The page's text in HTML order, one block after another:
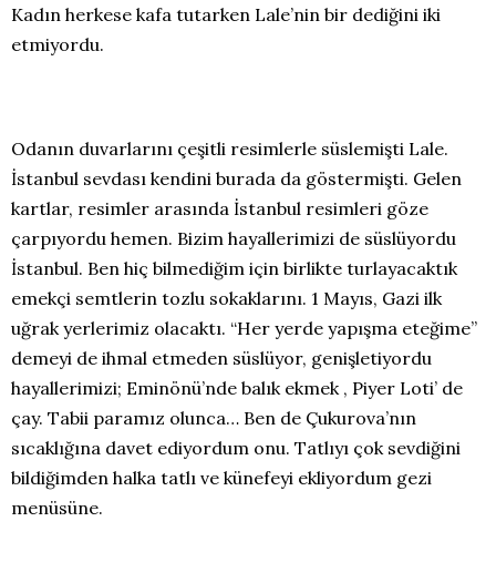
Kadın herkese kafa tutarken Lale’nin bir dediğini iki
etmiyordu.
Odanın duvarlarını çeşitli resimlerle süslemişti Lale.
İstanbul sevdası kendini burada da göstermişti. Gelen
kartlar, resimler arasında İstanbul resimleri göze
çarpıyordu hemen. Bizim hayallerimizi de süslüyordu
İstanbul. Ben hiç bilmediğim için birlikte turlayacaktık
emekçi semtlerin tozlu sokaklarını. 1 Mayıs, Gazi ilk
uğrak yerlerimiz olacaktı. “Her yerde yapışma eteğime”
demeyi de ihmal etmeden süslüyor, genişletiyordu
hayallerimizi; Eminönü’nde balık ekmek , Piyer Loti’ de
çay. Tabii paramız olunca… Ben de Çukurova’nın
sıcaklığına davet ediyordum onu. Tatlıyı çok sevdiğini
bildiğimden halka tatlı ve künefeyi ekliyordum gezi
menüsüne.